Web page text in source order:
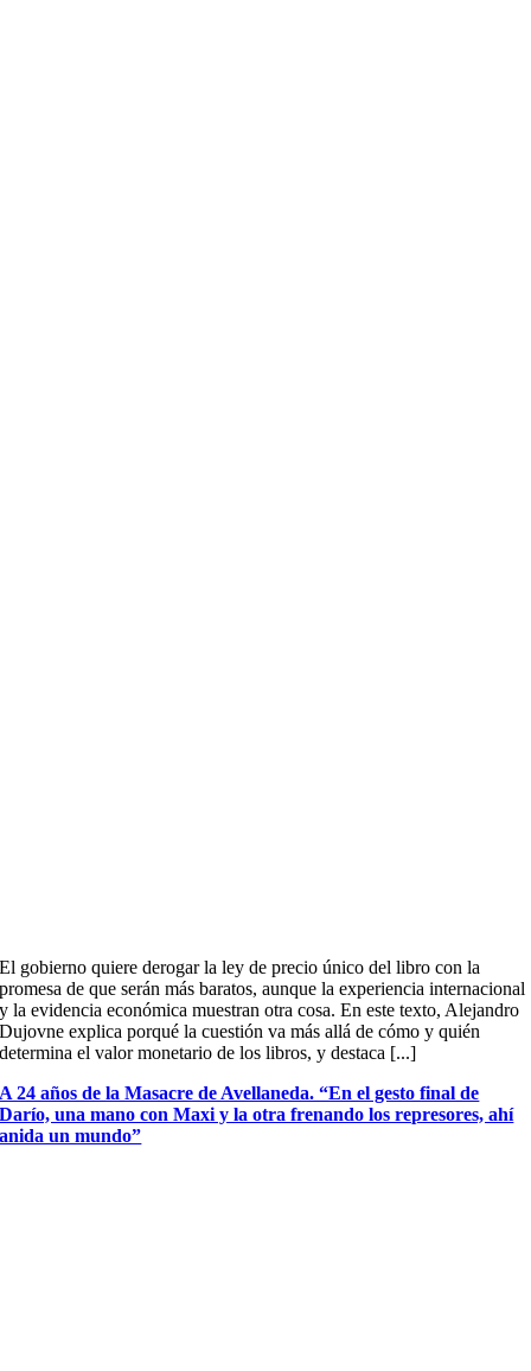
El gobierno quiere derogar la ley de precio único del libro con la
promesa de que serán más baratos, aunque la experiencia internacional
y la evidencia económica muestran otra cosa. En este texto, Alejandro
Dujovne explica porqué la cuestión va más allá de cómo y quién
determina el valor monetario de los libros, y destaca [...]
A 24 años de la Masacre de Avellaneda. “En el gesto final de
Darío, una mano con Maxi y la otra frenando los represores, ahí
anida un mundo”